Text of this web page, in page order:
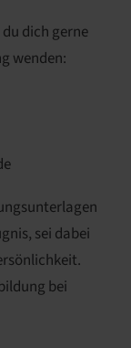
dich gerne
wenden:
sei dabei
bei